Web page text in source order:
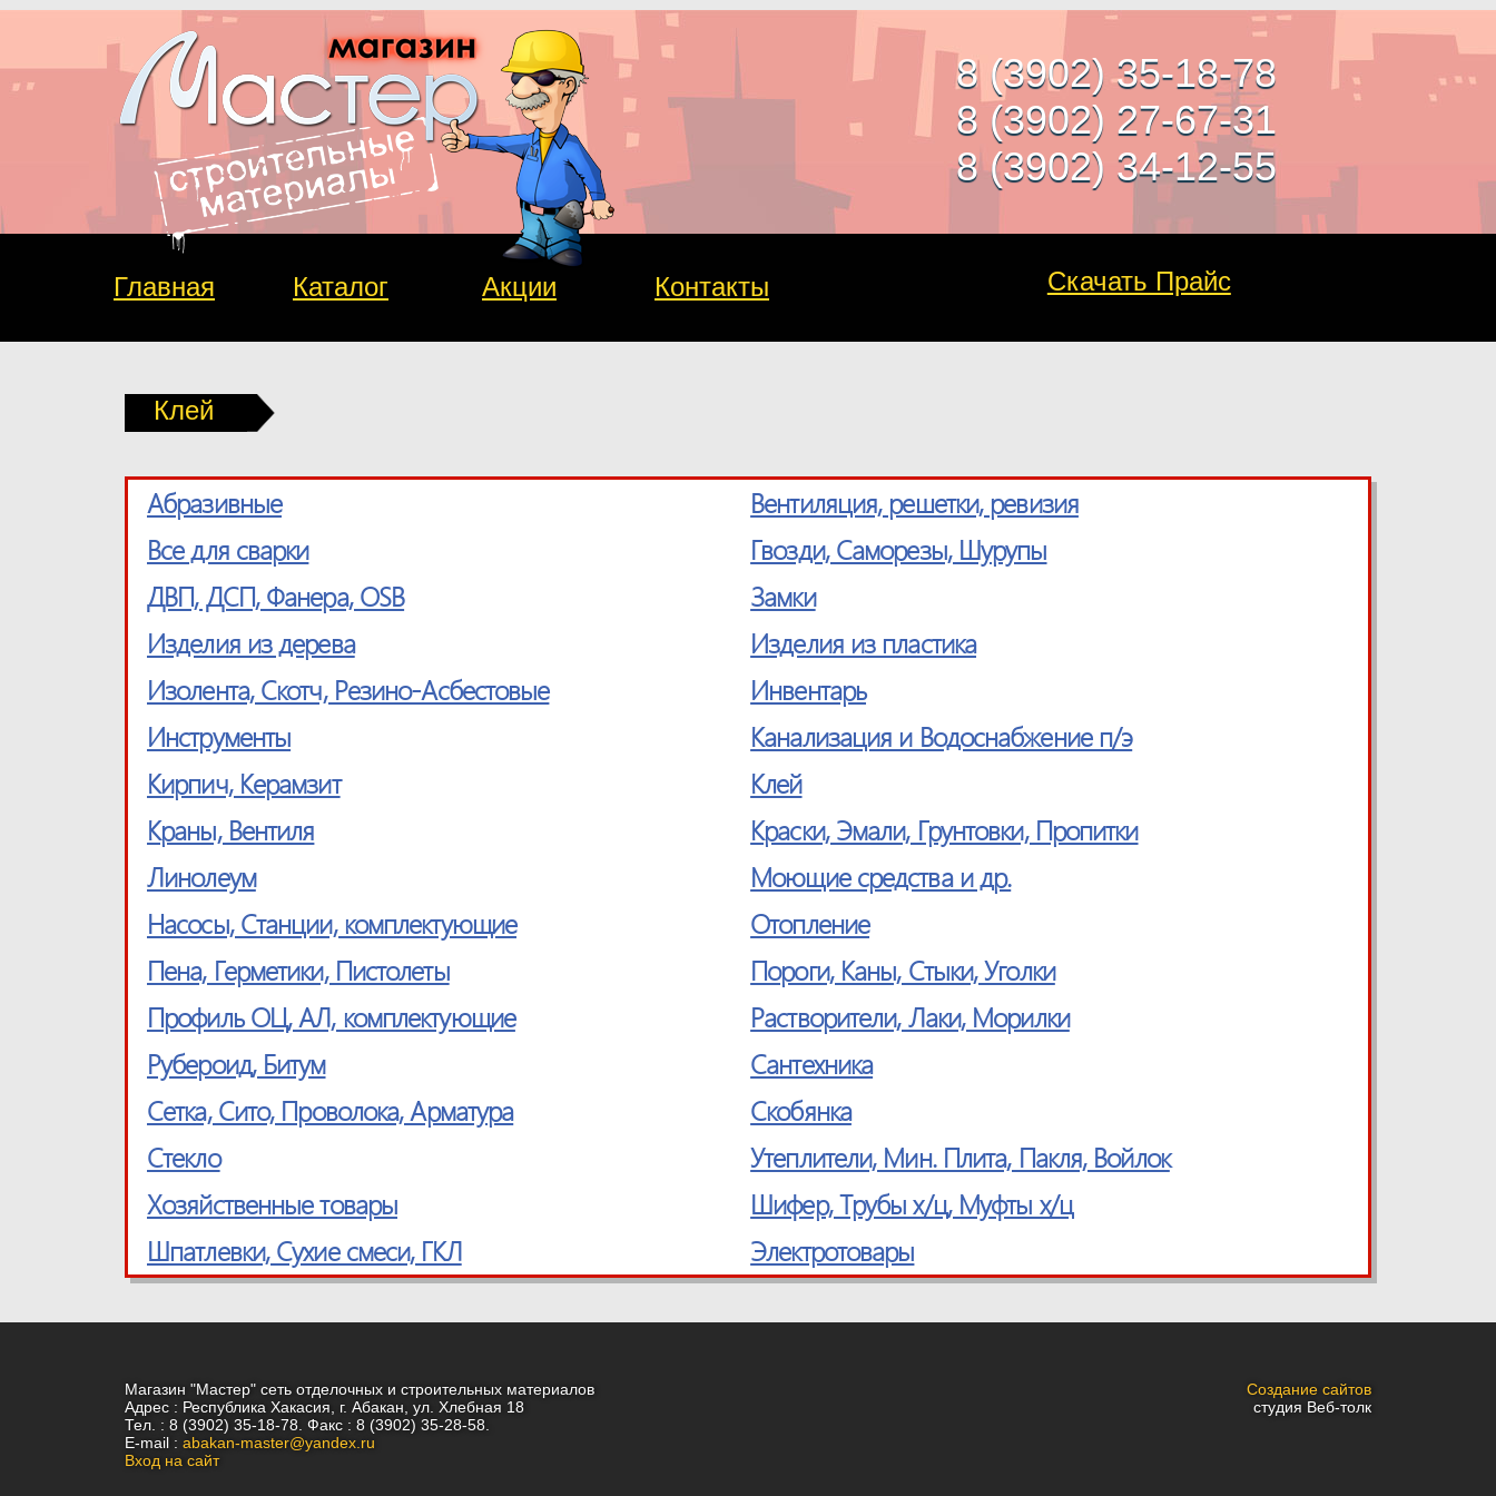
8 (3902) 35-18-78
8 (3902) 27-67-31
8 (3902) 34-12-55
Главная Каталог Акции Контакты Скачать Прайс
Клей
Абразивные
Вентиляция, решетки, ревизия
Все для сварки
Гвозди, Саморезы, Шурупы
ДВП, ДСП, Фанера, OSB
Замки
Изделия из дерева
Изделия из пластика
Изолента, Скотч, Резино-Асбестовые
Инвентарь
Инструменты
Канализация и Водоснабжение п/э
Кирпич, Керамзит
Клей
Краны, Вентиля
Краски, Эмали, Грунтовки, Пропитки
Линолеум
Моющие средства и др.
Насосы, Станции, комплектующие
Отопление
Пена, Герметики, Пистолеты
Пороги, Каны, Стыки, Уголки
Профиль ОЦ, АЛ, комплектующие
Растворители, Лаки, Морилки
Рубероид, Битум
Сантехника
Сетка, Cито, Проволока, Арматура
Скобянка
Стекло
Утеплители, Мин. Плита, Пакля, Войлок
Хозяйственные товары
Шифер, Трубы х/ц, Муфты х/ц
Шпатлевки, Сухие смеси, ГКЛ
Электротовары
Магазин "Мастер" сеть отделочных и строительных материалов
Адрес : Республика Хакасия, г. Абакан, ул. Хлебная 18
Тел. : 8 (3902) 35-18-78. Факс : 8 (3902) 35-28-58.
E-mail : abakan-master@yandex.ru
Вход на сайт
Создание сайтов
студия Веб-толк